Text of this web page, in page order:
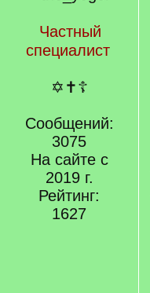
Частный
специалист
✡✝☦
Сообщений:
3075
На сайте с
2019 г.
Рейтинг:
1627